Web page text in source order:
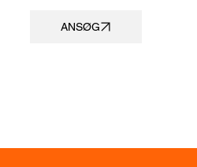
ANSØG